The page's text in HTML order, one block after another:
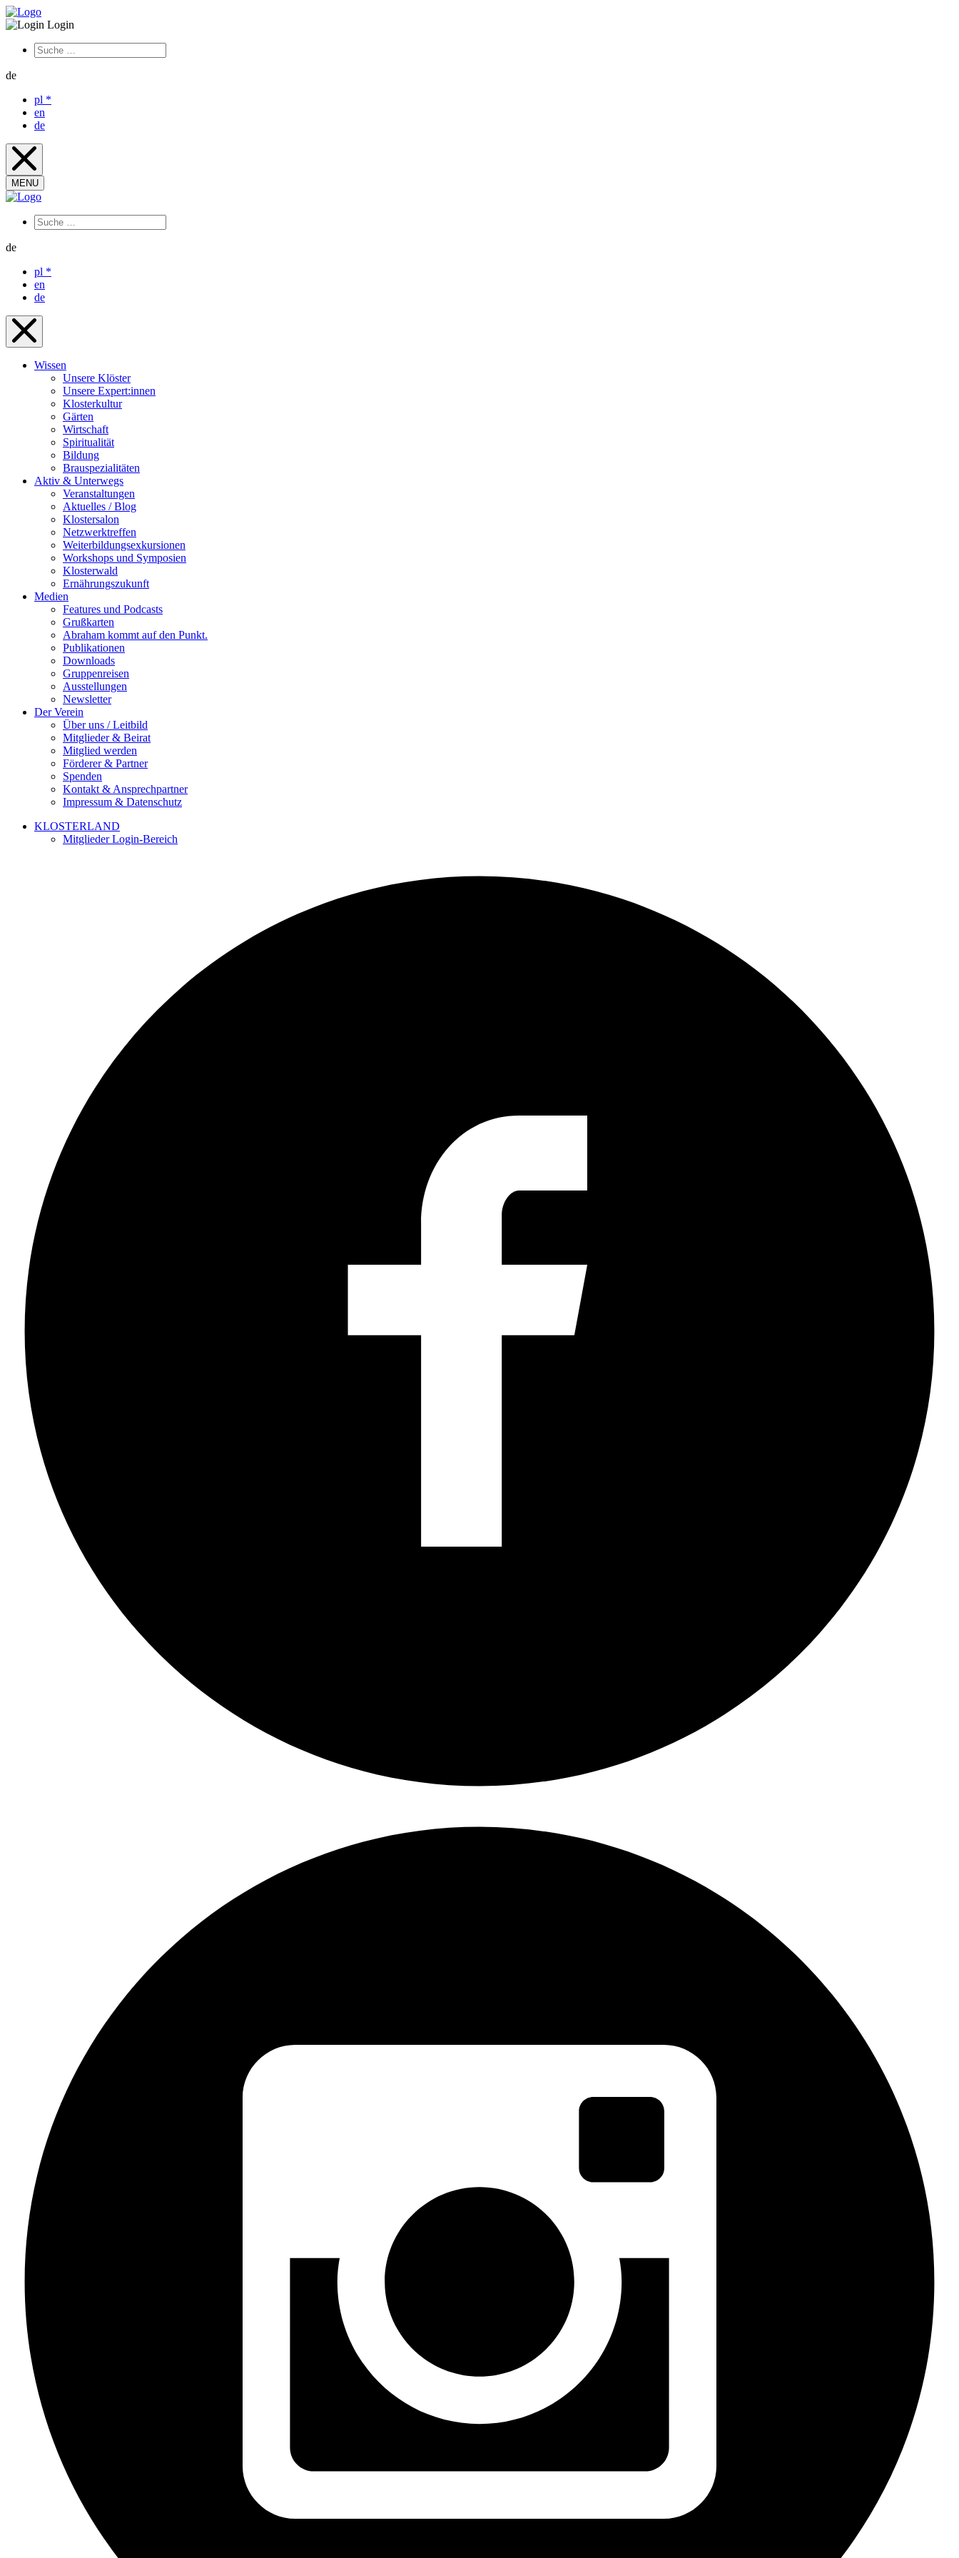
Login
de
pl *
en
de
MENU
de
pl *
en
de
Wissen
Unsere Klöster
Unsere Expert:innen
Klosterkultur
Gärten
Wirtschaft
Spiritualität
Bildung
Brauspezialitäten
Aktiv & Unterwegs
Veranstaltungen
Aktuelles / Blog
Klostersalon
Netzwerktreffen
Weiterbildungsexkursionen
Workshops und Symposien
Klosterwald
Ernährungszukunft
Medien
Features und Podcasts
Grußkarten
Abraham kommt auf den Punkt.
Publikationen
Downloads
Gruppenreisen
Ausstellungen
Newsletter
Der Verein
Über uns / Leitbild
Mitglieder & Beirat
Mitglied werden
Förderer & Partner
Spenden
Kontakt & Ansprechpartner
Impressum & Datenschutz
KLOSTERLAND
Mitglieder Login-Bereich